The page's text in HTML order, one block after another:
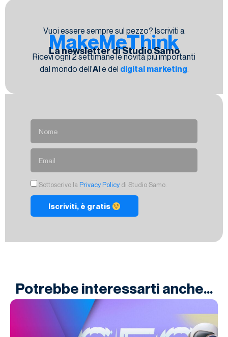
Vuoi essere sempre sul pezzo? Iscriviti a
MakeMeThink
La newsletter di Studio Samo
Ricevi ogni 2 settimane le novità più importanti
dal mondo dell’AIe del digital marketing.
Sottoscrivo la Privacy Policy di Studio Samo.
Iscriviti, è gratis
Potrebbe interessarti anche...